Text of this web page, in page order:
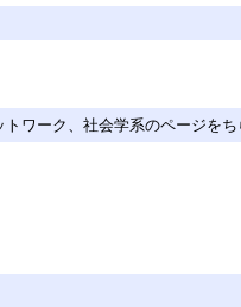
ワーク、社会学系のページを